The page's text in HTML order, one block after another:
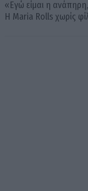
«Εγώ είμαι η
Η Maria Rolls χωρίς